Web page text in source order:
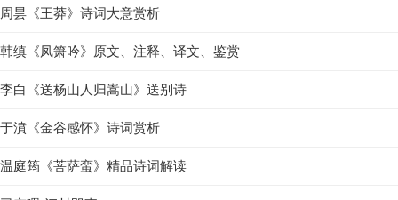
周昙《王莽》诗词大意赏析
韩缜《凤箫吟》原文、注释、译文、鉴赏
李白《送杨山人归嵩山》送别诗
于濆《金谷感怀》诗词赏析
温庭筠《菩萨蛮》精品诗词解读